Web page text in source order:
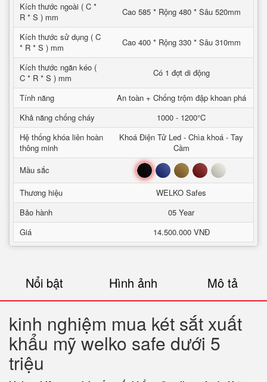
Kích thước ngoài ( C *
R * S ) mm
Cao 585 * Rộng 480 * Sâu 520mm
Kích thước sử dụng ( C
* R * S ) mm
Cao 400 * Rộng 330 * Sâu 310mm
Kích thước ngăn kéo (
C * R * S ) mm
Có 1 đợt di động
Tính năng
An toàn + Chống trộm đập khoan phá
Khả năng chống cháy
1000 - 1200°C
Hệ thống khóa liên hoàn
thông minh
Khoá Điện Tử Led - Chìa khoá - Tay
Cầm
Mầu sắc
Đen Xanh Nâu Đỏ Trắng
Thương hiệu
WELKO Safes
Bảo hành
05 Year
Giá
14.500.000 VNĐ
Nổi bật Hình ảnh Mô tả
kinh nghiệm mua két sắt xuất
khẩu mỹ welko safe dưới 5
triệu